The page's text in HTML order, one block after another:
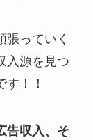
張っていく
入源を見つ
！！
告収入、そ